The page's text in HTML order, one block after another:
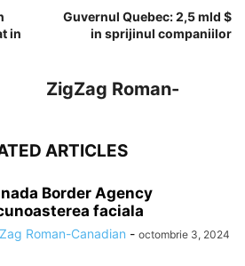
in
Guvernul Quebec: 2,5 mld $
in sprijinul companiilor
ZigZag Roman-
ARTICLES
Border Agency
faciala
Roman-Canadian - octombrie 3, 2024